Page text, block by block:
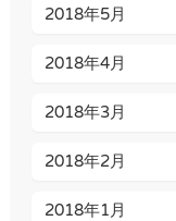
2018年5月
2018年4月
2018年3月
2018年2月
2018年1月